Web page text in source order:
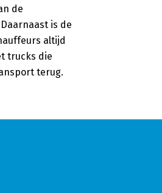
de
is de
altijd
trucks die
terug.